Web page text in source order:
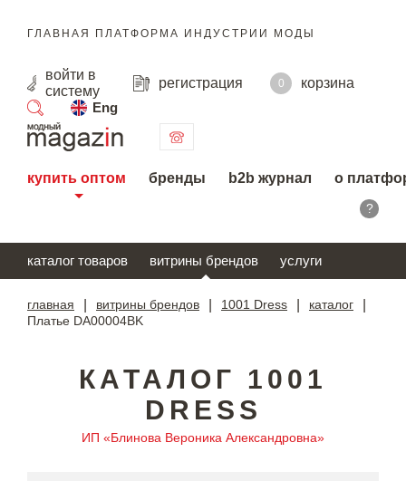
ГЛАВНАЯ ПЛАТФОРМА ИНДУСТРИИ МОДЫ
войти в
систему
регистрация 0
корзина
Eng
поиск
купить оптом бренды b2b журнал о
?
каталог товаров витрины брендов услуги
главная витрины брендов 1001 Dress каталог
Платье DA00004BK
КАТАЛОГ 1001
DRESS
ИП «Блинова Вероника Александровна»